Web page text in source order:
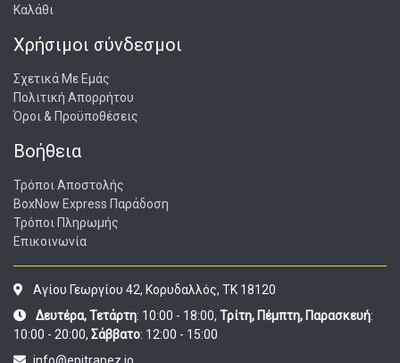
Καλάθι
Χρήσιμοι σύνδεσμοι
Σχετικά Με Εμάς
Πολιτική Απορρήτου
Όροι & Προϋποθέσεις
Βοήθεια
Τρόποι Αποστολής
BoxNow Express Παράδοση
Τρόποι Πληρωμής
Επικοινωνία
Αγίου Γεωργίου 42, Κορυδαλλός, ΤΚ 18120
Δευτέρα, Τετάρτη: 10:00 - 18:00, Τρίτη, Πέμπτη, Παρασκευή:
10:00 - 20:00, Σάββατο: 12:00 - 15:00